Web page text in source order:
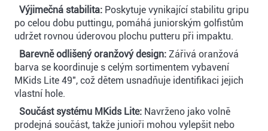
Výjimečná stabilita: Poskytuje vynikající stabilitu gripu
po celou dobu puttingu, pomáhá juniorským golfistům
udržet rovnou úderovou plochu putteru při impaktu.
Barevně odlišený oranžový design: Zářivá oranžová
barva se koordinuje s celým sortimentem vybavení
MKids Lite 49", což dětem usnadňuje identifikaci jejich
vlastní hole.
Součást systému MKids Lite: Navrženo jako volně
prodejná součást, takže junioři mohou vylepšit nebo